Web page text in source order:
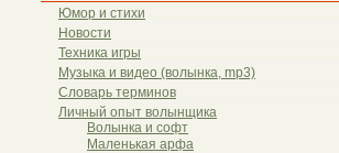
Юмор и стихи
Новости
Техника игры
Музыка и видео (волынка, mp3)
Словарь терминов
Личный опыт волынщика
Волынка и софт
Маленькая арфа